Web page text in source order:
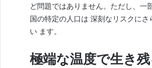
ど問題ではありません。ただし、一
国の特定の人口は 深刻なリスクにさ
い ます。
極端な温度で生き